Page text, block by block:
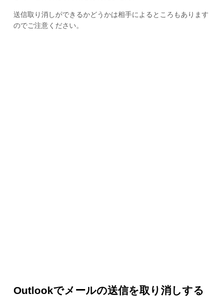
送信取り消しができるかどうかは相手によるところもあります
のでご注意ください。
Outlookでメールの送信を取り消しする